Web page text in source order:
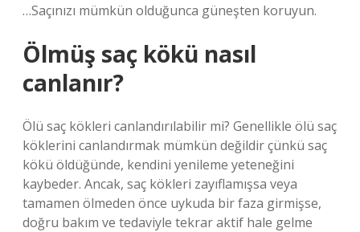
…Saçınızı mümkün olduğunca güneşten koruyun.
Ölmüş saç kökü nasıl
canlanır?
Ölü saç kökleri canlandırılabilir mi? Genellikle ölü saç
köklerini canlandırmak mümkün değildir çünkü saç
kökü öldüğünde, kendini yenileme yeteneğini
kaybeder. Ancak, saç kökleri zayıflamışsa veya
tamamen ölmeden önce uykuda bir faza girmişse,
doğru bakım ve tedaviyle tekrar aktif hale gelme